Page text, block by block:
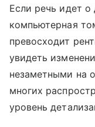
Если речь идет о
компьютерная
превосходит
увидеть
незаметными на
многих
уровень